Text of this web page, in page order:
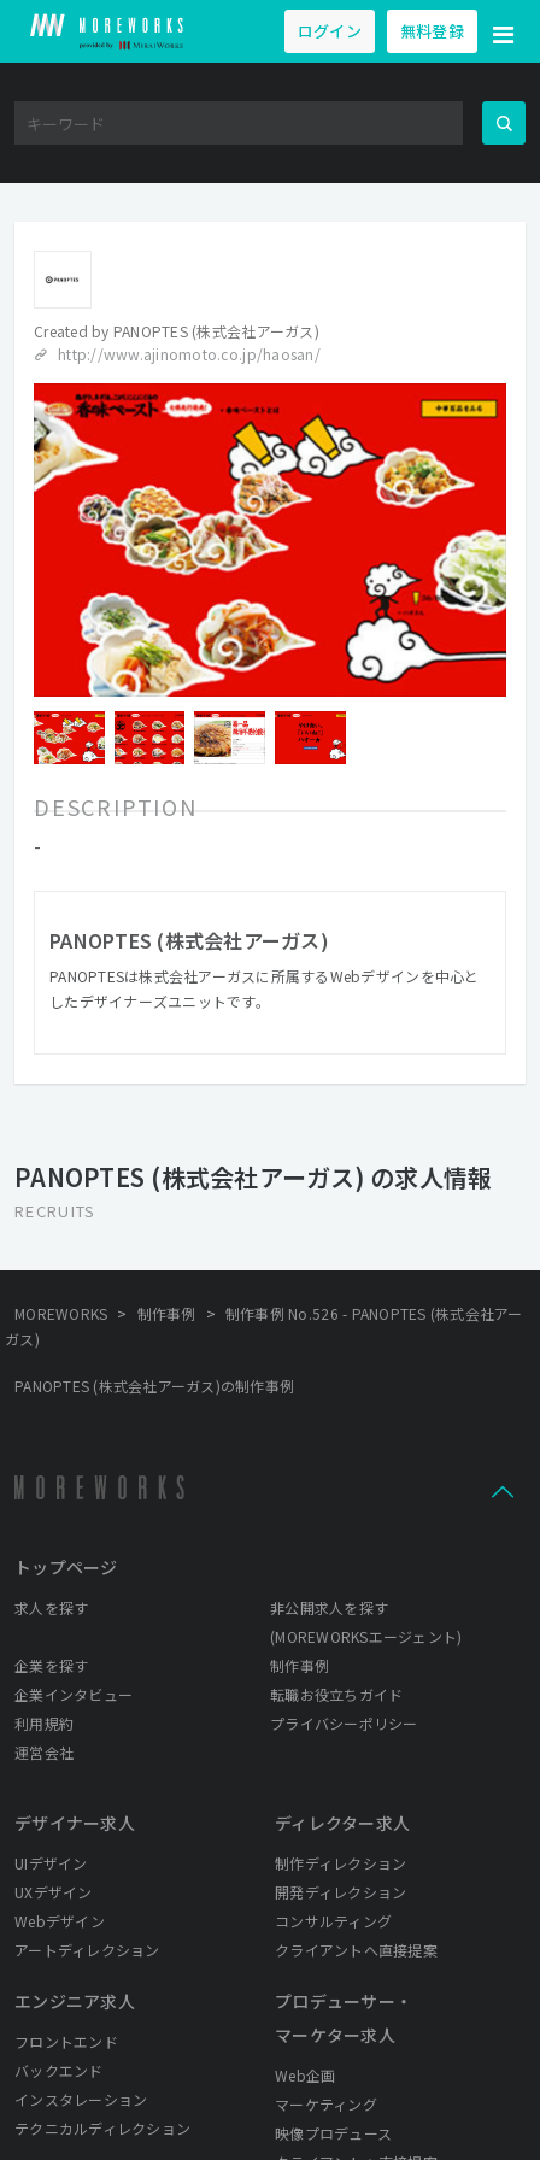
ログイン 無料登録
Created by PANOPTES (株式会社アーガス)
http://www.ajinomoto.co.jp/haosan/
DESCRIPTION
-
PANOPTES (株式会社アーガス)
PANOPTESは株式会社アーガスに所属するWebデザインを中心と
したデザイナーズユニットです。
PANOPTES (株式会社アーガス) の求人情報
RECRUITS
MOREWORKS > 制作事例 > 制作事例 No.526 - PANOPTES (株式会社アー
ガス)
PANOPTES (株式会社アーガス)の制作事例
トップページ
求人を探す
非公開求人を探す
(MOREWORKSエージェント)
企業を探す
制作事例
企業インタビュー
転職お役立ちガイド
利用規約
プライバシーポリシー
運営会社
デザイナー求人
UIデザイン
UXデザイン
Webデザイン
アートディレクション
エンジニア求人
フロントエンド
バックエンド
インスタレーション
テクニカルディレクション
ディレクター求人
制作ディレクション
開発ディレクション
コンサルティング
クライアントへ直接提案
プロデューサー・
マーケター求人
Web企画
マーケティング
映像プロデュース